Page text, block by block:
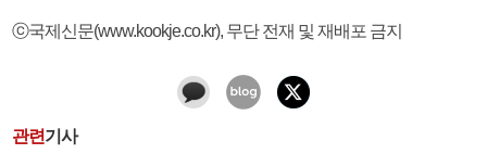
ⓒ국제신문(www.kookje.co.kr), 무단 전재 및 재배포 금지
관련기사